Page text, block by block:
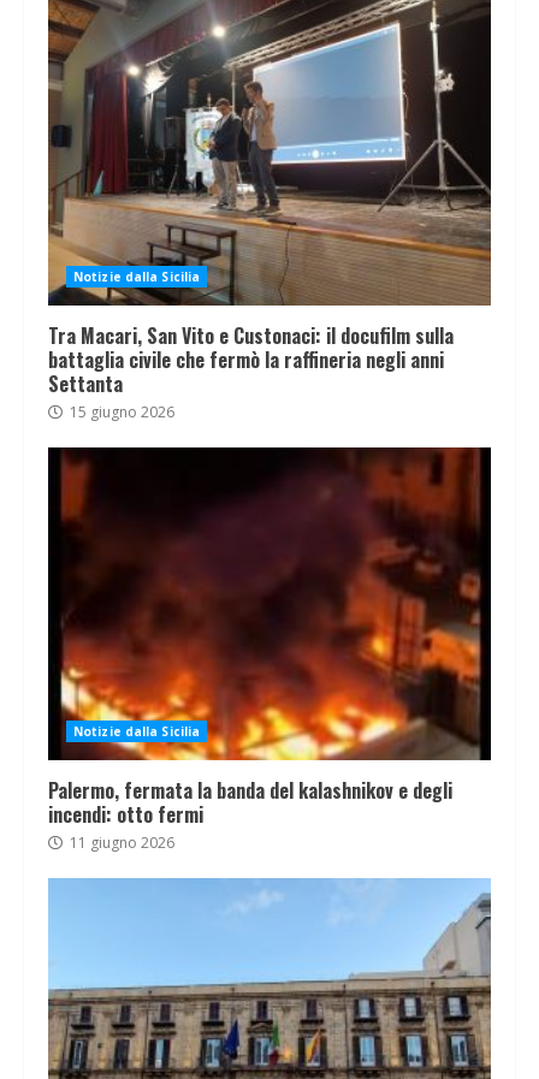
Notizie dalla Sicilia
Tra Macari, San Vito e Custonaci: il docufilm sulla
battaglia civile che fermò la raffineria negli anni
Settanta
15 giugno 2026
Notizie dalla Sicilia
Palermo, fermata la banda del kalashnikov e degli
incendi: otto fermi
11 giugno 2026